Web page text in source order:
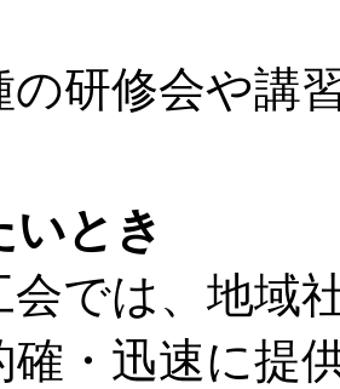
修会や講習
いとき
は、地域社
確・迅速に提